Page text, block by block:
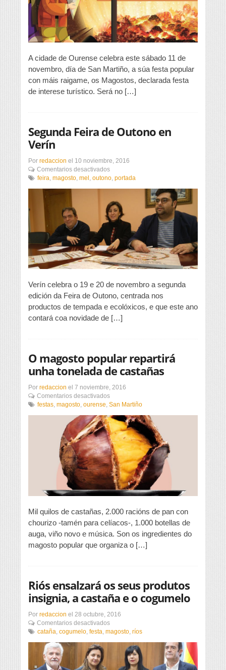
11
A cidade de Ourense celebra este sábado 11 de
novembro, día de San Martiño, a súa festa popular
con máis raigame, os Magostos, declarada festa
de interese turístico. Será no […]
Segunda Feira de Outono en
Verín
Por redaccion el 10 noviembre, 2016
Comentarios desactivadosen
Segunda
Outono
en
Verín
feira, magosto, mel , outono, portada
Verín celebra o 19 e 20 de novembro a segunda
edición da Feira de Outono, centrada nos
productos de tempada e ecolóxicos, e que este ano
contará coa novidade de […]
O magosto popular repartirá
unha tonelada de castañas
Por redaccion el 7 noviembre, 2016
Comentarios desactivadosen
O
popular
repartirá
unha
tonelada
de
castañas
festas, magosto, ourense, San Martiño
Mil quilos de castañas, 2.000 racións de pan con
chourizo -tamén para celíacos-, 1.000 botellas de
auga, viño novo e música. Son os ingredientes do
magosto popular que organiza o […]
Riós ensalzará os seus produtos
insignia, a castaña e o cogumelo
Por redaccion el 28 octubre, 2016
Comentarios desactivadosen
Riós
produtos
cataña, cogumelo, festa, magosto, ríos